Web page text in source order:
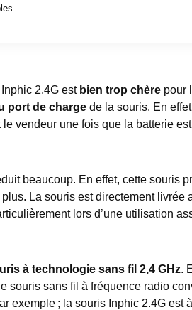
2.4G est bien trop chère pour
port de charge de la souris. En
vendeur une fois que la batterie
beaucoup. En effet, cette souris
La souris est directement
lors d’une utilisation
à technologie sans fil 2,4 GHz.
souris sans fil à fréquence radio
exemple ; la souris Inphic 2.4G est